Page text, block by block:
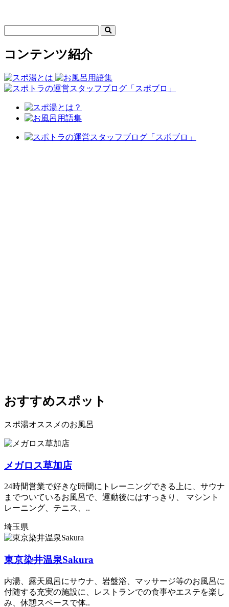
コンテンツ紹介
おすすめスポット
スポ湯オススメのお風呂
メガロス草加店
24時間営業で好きな時間にトレーニングできる上に、サウナ
までついているお風呂で、運動後にはすっきり、 マシント
レーニング、テニス、..
埼玉県
東京染井温泉Sakura
内湯、露天風呂にサウナ、岩盤浴、マッサージ等のお風呂に
付随する充実の施設に、レストランでの食事やエステを楽し
み、休憩スペースで体..